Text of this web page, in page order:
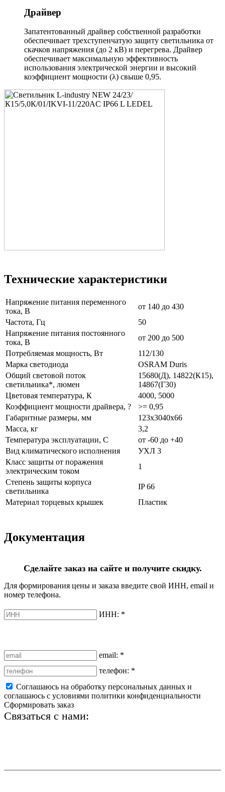
Драйвер
Запатентованный драйвер собственной разработки
обеспечивает трехступенчатую защиту светильника от
скачков напряжения (до 2 кВ) и перегрева. Драйвер
обеспечивает максимальную эффективность
использования электрической энергии и высокий
коэффициент мощности (λ) свыше 0,95.
Технические характеристики
Напряжение питания переменного
тока, В
от 140 до 430
Частота, Гц
50
Напряжение питания постоянного
тока, В
от 200 до 500
Потребляемая мощность, Вт
112/130
Марка светодиода
OSRAM Duris
Общий световой поток
светильника*, люмен
15680(Д), 14822(К15),
14867(Г30)
Цветовая температура, К
4000, 5000
Коэффициент мощности драйвера, ?
>= 0,95
Габаритные размеры, мм
123x3040x66
Масса, кг
3,2
Температура эксплуатации, С
от -60 до +40
Вид климатического исполнения
УХЛ 3
Класс защиты от поражения
электрическим током
1
Степень защиты корпуса
светильника
IP 66
Материал торцевых крышек
Пластик
Документация
Сделайте заказ на сайте и получите скидку.
Для формирования цены и заказа введите свой ИНН, email и
номер телефона.
ИНН: *
email: *
телефон: *
Соглашаюсь на обработку персональных данных и
соглашаюсь с условиями политики конфиденциальности
Сформировать заказ
Связаться с нами: